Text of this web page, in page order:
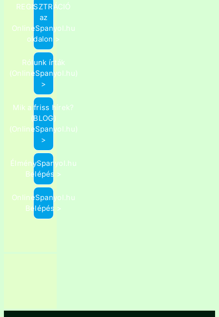
REGISZTRÁCIÓ
az
OnlineSpanyol.hu
oldalon >
Rólunk írták
(OnlineSpanyol.hu)
>
Mik a friss hírek?
(BLOG)
(OnlineSpanyol.hu)
>
ÉlménySpanyol.hu
Belépés >
OnlineSpanyol.hu
Belépés >